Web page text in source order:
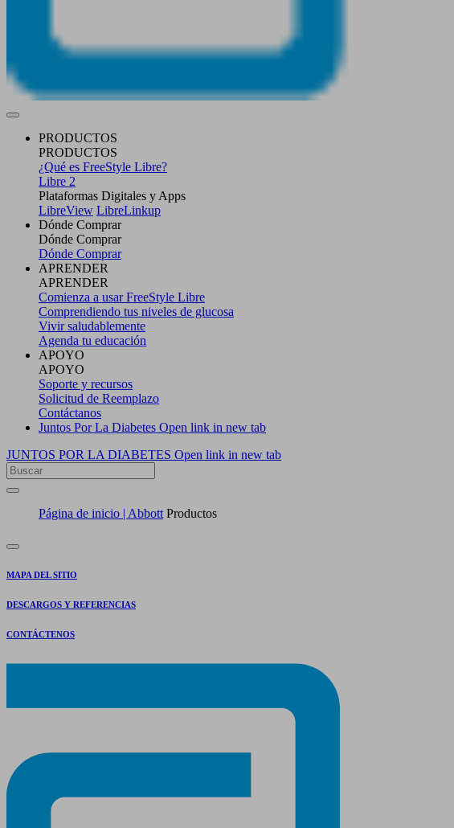
PRODUCTOS
PRODUCTOS
¿Qué es FreeStyle Libre?
Libre 2
Plataformas Digitales y Apps
LibreView LibreLinkup
Dónde Comprar
Dónde Comprar
Dónde Comprar
APRENDER
APRENDER
Comienza a usar FreeStyle Libre
Comprendiendo tus niveles de glucosa
Vivir saludablemente
Agenda tu educación
APOYO
APOYO
Soporte y recursos
Solicitud de Reemplazo
Contáctanos
Juntos Por La Diabetes Open link in new tab
JUNTOS POR LA DIABETES Open link in new tab
Página de inicio | Abbott Productos
MAPA DEL SITIO
DESCARGOS Y REFERENCIAS
CONTÁCTENOS